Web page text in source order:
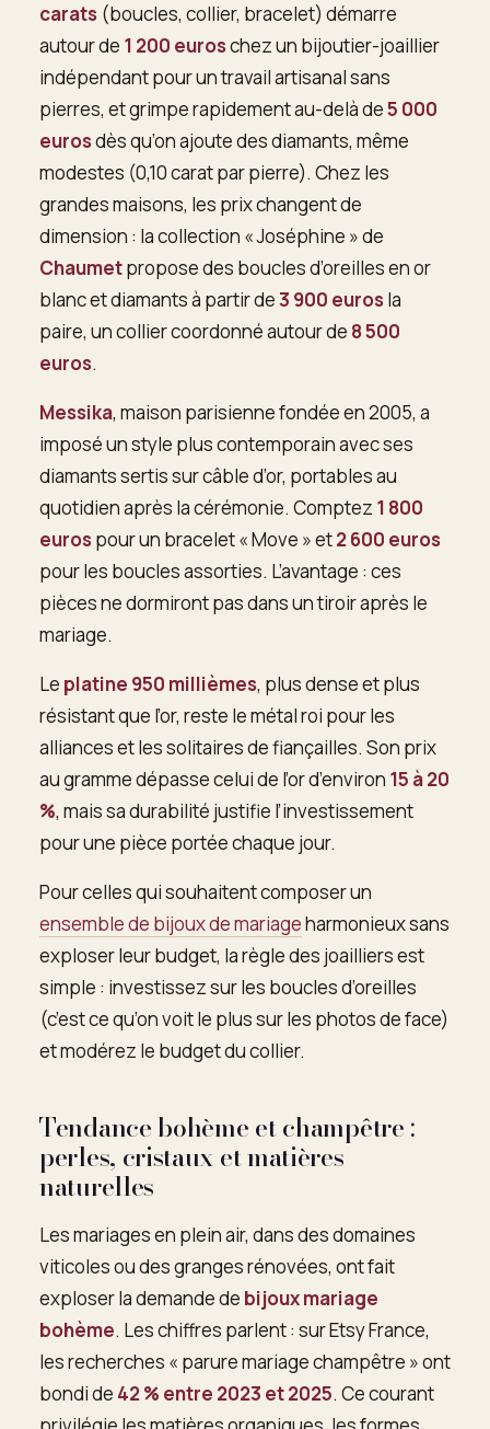
carats (boucles, collier, bracelet) démarre
autour de 1 200 euroschez un bijoutier-joaillier
indépendant pour un travail artisanal sans
pierres, et grimpe rapidement au-delà de5 000
eurosdès qu’on ajoute des diamants, même
modestes (0,10 carat par pierre). Chez les
grandes maisons, les prix changent de
dimension : la collection « Joséphine » de
Chaumetpropose des boucles d’oreilles en or
blanc et diamants à partir de3 900 euros la
paire, un collier coordonné autour de 8 500
euros.
Messika, maison parisienne fondée en 2005, a
imposé un style plus contemporain avec ses
diamants sertis sur câble d’or, portables au
quotidien après la cérémonie. Comptez 1 800
euros pour un bracelet « Move » et2 600 euros
pour les boucles assorties. L’avantage : ces
pièces ne dormiront pas dans un tiroir après le
mariage.
Le platine 950 millièmes, plus dense et plus
résistant que l’or, reste le métal roi pour les
alliances et les solitaires de fiançailles. Son prix
au gramme dépasse celui de l’or d’environ 15 à 20
%, mais sa durabilité justifie l’investissement
pour une pièce portée chaque jour.
Pour celles qui souhaitent composer un
ensemble de bijoux de mariageharmonieux sans
exploser leur budget, la règle des joailliers est
simple : investissez sur les boucles d’oreilles
(c’est ce qu’on voit le plus sur les photos de face)
et modérez le budget du collier.
Tendance bohème et champêtre :
perles, cristaux et matières
naturelles
Les mariages en plein air, dans des domaines
viticoles ou des granges rénovées, ont fait
exploser la demande de bijoux mariage
bohème. Les chiffres parlent : sur Etsy France,
les recherches « parure mariage champêtre » ont
bondi de 42 % entre 2023 et 2025. Ce courant